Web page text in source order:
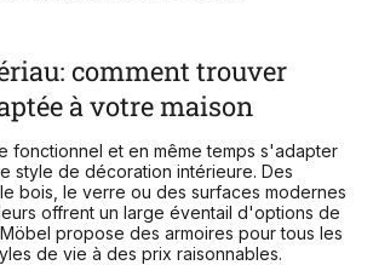
comment trouver
à votre maison
fonctionnel et en même temps s'adapter
style de décoration intérieure. Des
bois, le verre ou des surfaces modernes
offrent un large éventail d'options de
propose des armoires pour tous les
de vie à des prix raisonnables.